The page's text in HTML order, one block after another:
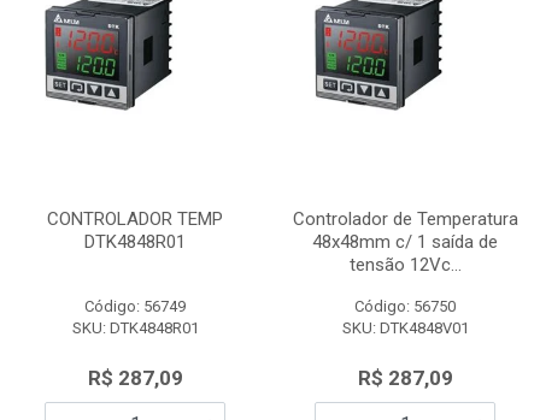
CONTROLADOR TEMP
DTK4848R01
Código: 56749
SKU: DTK4848R01
R$ 287,09
Controlador de Temperatura
48x48mm c/ 1 saída de
tensão 12Vc...
Código: 56750
SKU: DTK4848V01
R$ 287,09